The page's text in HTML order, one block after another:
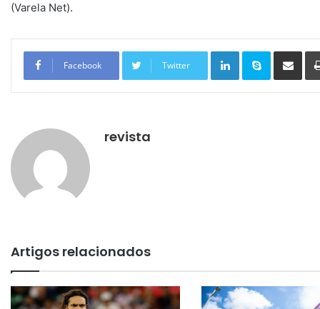
(Varela Net).
Facebook Twitter
Linkedin Skype
revista
Artigos relacionados